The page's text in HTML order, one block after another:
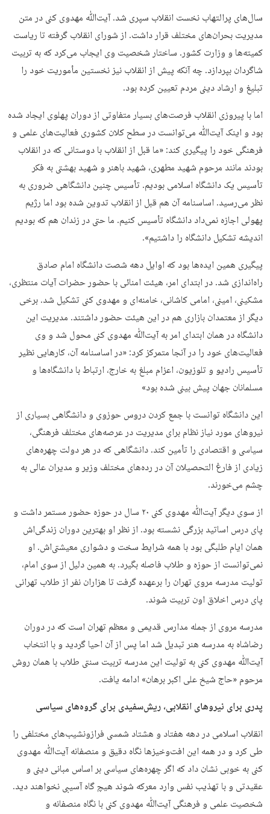
سال‌های پرالتهاب نخست انقلاب سپری شد. آیت‌ﷲ مهدوی کنی در متن
مدیریت بحران‌های مختلف قرار داشت. از شورای انقلاب گرفته تا ریاست
کمیته‌ها و وزارت کشور. ساختار شخصیت وی ایجاب می‌کرد که به تربیت
شاگردان بپردازد. چه آنکه پیش از انقلاب نیز نخستین مأموریت خود را
تبلیغ و ارشاد دینی مردم تعیین کرده بود.
اما با پیروزی انقلاب فرصت‌های بسیار متفاوتی از دوران پهلوی ایجاد شده
بود و اینک آیت‌ﷲ می‌توانست در سطح کلان کشوری فعالیت‌های علمی و
فرهنگی خود را پیگیری کند: «ما قبل از انقلاب با دوستانی که در انقلاب
بودند مانند مرحوم شهید مطهری، شهید باهنر و شهید بهشتی به فکر
تأسیس یک دانشگاه اسلامی بودیم. تأسیس چنین دانشگاهی ضروری به
نظر می‌رسید. اساسنامه آن هم قبل از انقلاب تدوین شده بود اما رژیم
پهولی اجازه نمی‌داد دانشگاه تأسیس کنیم. ما حتی در زندان هم که بودیم
اندیشه تشکیل دانشگاه را داشتیم».
پیگیری همین ایده‌ها بود که اوایل دهه شصت دانشگاه امام صادق
راه‌اندازی شد. در ابتدای امر، هیئت امنائی با حضور حضرات آیات منتظری،
مشکینی، امینی، امامی کاشانی، خامنه‌ای و مهدوی کنی تشکیل شد. برخی
دیگر از معتمدان بازاری هم در این هیئت حضور داشتند. مدیریت این
دانشگاه در همان ابتدای امر به آیت‌ﷲ مهدوی کنی محول شد و وی
فعالیت‌های خود را در آنجا متمرکز کرد: «در اساسنامه آن، کارهایی نظیر
تأسیس رادیو و تلوزیون، اعزام مبلغ به خارج، ارتباط با دانشگاه‌ها و
مسلمانان جهان پیش بینی شده بود»
این دانشگاه توانست با جمع کردن دروس حوزوی و دانشگاهی بسیاری از
نیروهای مورد نیاز نظام برای مدیریت در عرصه‌های مختلف فرهنگی،
سیاسی و اقتصادی را تأمین کند. دانشگاهی که در هر دولت چهره‌های
زیادی از فارغ التحصیلان آن در رده‌های مختلف وزیر و مدیران عالی به
چشم می‌خورند.
از سوی دیگر آیت‌ﷲ مهدوی کنی ۲۰ سال در حوزه حضور مستمر داشت و
پای درس اساتید بزرگی نشسته بود. از نظر او بهترین دوران زندگی‌اش
همان ایام طلبگی بود با همه شرایط سخت و دشواری معیشتی‌اش. او
نمی‌توانست از حوزه و طلاب فاصله بگیرد. به همین دلیل از سوی امام،
تولیت مدرسه مروی تهران را برعهده گرفت تا هزاران نفر از طلاب تهرانی
پای درس اخلاق اون تربیت شوند.
مدرسه مروی از جمله مدارس قدیمی و معظم تهران است که در دوران
رضاشاه به مدرسه هنر تبدیل شد اما پس از آن احیا گردید و با انتخاب
آیت‌ﷲ مهدوی کنی به تولیت این مدرسه تربیت سنتی طلاب با همان روش
مرحوم «حاج شیخ علی اکبر برهان» ادامه یافت.
پدری برای نیروهای انقلابی، ریش‌سفیدی برای گروه‌های سیاسی
انقلاب اسلامی در دهه هفتاد و هشتاد شمسی فرازو‌نشیب‌های مختلفی را
طی کرد و در همه این افت‌وخیزها نگاه دقیق و منصفانه آیت‌ﷲ مهدوی
کنی به خوبی نشان داد که اگر چهره‌های سیاسی بر اساس مبانی دینی و
عقیدتی و با تهذیب نفس وارد معرکه شوند هیچ گاه آسیبی نخواهند دید.
شخصیت علمی و فرهنگی آیت‌ﷲ مهدوی کنی با نگاه منصفانه و